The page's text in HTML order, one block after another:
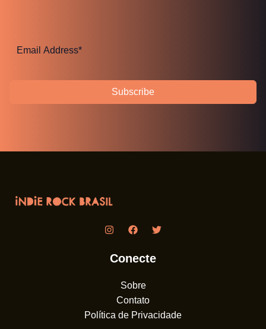
Subscribe
Conecte
Sobre
Contato
Política de Privacidade